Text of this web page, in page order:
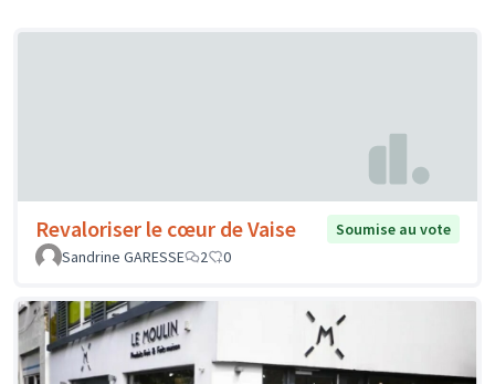
Revaloriser le cœur de Vaise
Soumise au vote
Sandrine GARESSE
2 0